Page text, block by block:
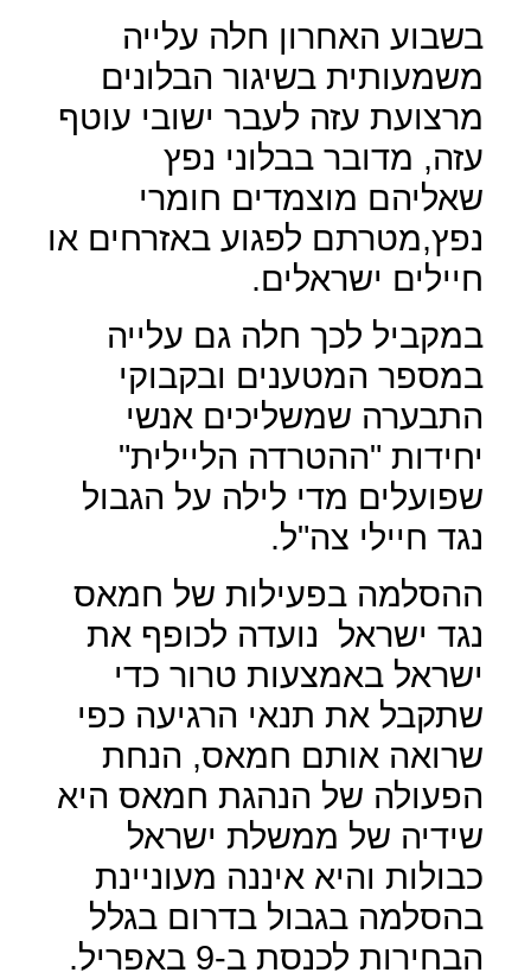
בשבוע האחרון חלה עלייה
משמעותית בשיגור הבלונים
מרצועת עזה לעבר ישובי עוטף
עזה, מדובר בבלוני נפץ
שאליהם מוצמדים חומרי
נפץ,מטרתם לפגוע באזרחים או
חיילים ישראלים.
במקביל לכך חלה גם עלייה
במספר המטענים ובקבוקי
התבערה שמשליכים אנשי
יחידות "ההטרדה הליילית"
שפועלים מדי לילה על הגבול
נגד חיילי צה"ל.
ההסלמה בפעילות של חמאס
נגד ישראל נועדה לכופף את
ישראל באמצעות טרור כדי
שתקבל את תנאי הרגיעה כפי
שרואה אותם חמאס, הנחת
הפעולה של הנהגת חמאס היא
שידיה של ממשלת ישראל
כבולות והיא איננה מעוניינת
בהסלמה בגבול בדרום בגלל
הבחירות לכנסת ב-9 באפריל.